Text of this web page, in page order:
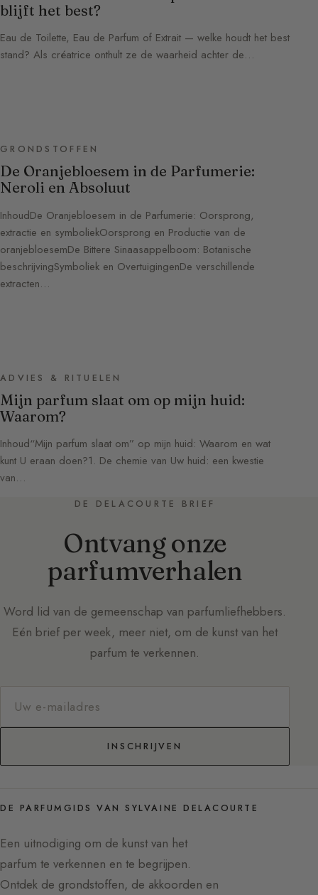
blijft het best?
Eau de Toilette, Eau de Parfum of Extrait — welke houdt het best
stand? Als créatrice onthult ze de waarheid achter de…
GRONDSTOFFEN
De Oranjebloesem in de Parfumerie:
Neroli en Absoluut
InhoudDe Oranjebloesem in de Parfumerie: Oorsprong,
extractie en symboliekOorsprong en Productie van de
oranjebloesemDe Bittere Sinaasappelboom: Botanische
beschrijvingSymboliek en OvertuigingenDe verschillende
extracten…
ADVIES & RITUELEN
Mijn parfum slaat om op mijn huid:
Waarom?
Inhoud“Mijn parfum slaat om” op mijn huid: Waarom en wat
kunt U eraan doen?1. De chemie van Uw huid: een kwestie
van…
DE DELACOURTE BRIEF
Ontvang onze
parfumverhalen
Word lid van de gemeenschap van parfumliefhebbers.
Eén brief per week, meer niet, om de kunst van het
parfum te verkennen.
INSCHRIJVEN
DE PARFUMGIDS VAN SYLVAINE DELACOURTE
Een uitnodiging om de kunst van het
parfum te verkennen en te begrijpen.
Ontdek de grondstoffen, de akkoorden en